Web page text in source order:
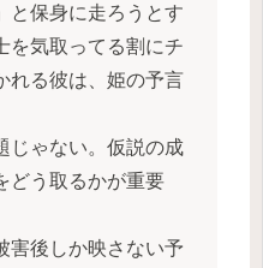
と保身に走ろうとす
を気取ってる割にチ
れる彼は、姫の予言
じゃない。仮説の成
どう取るかが重要
後しか映さない予